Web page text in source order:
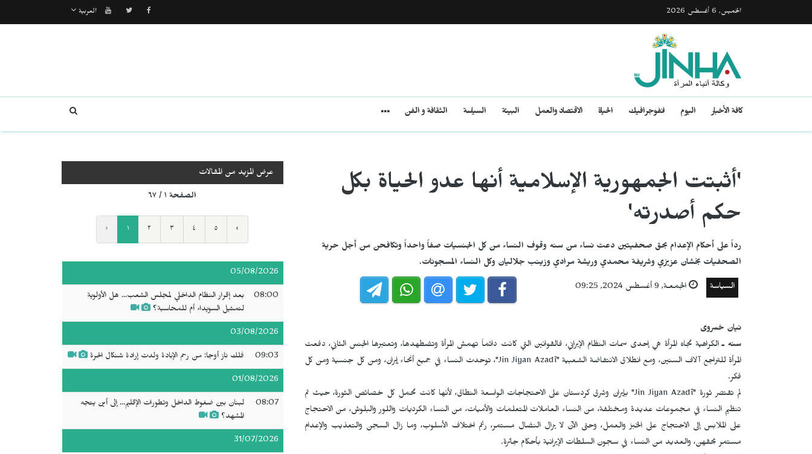
الخميس, 6 أغسطس 2026 العربية
كافة الأخبار اليوم انفوجرافيك الحياة الاقتصاد والعمل البيئة السياسة الثقافة و الفن
'أثبتت الجمهورية الإسلامية أنها عدو الحياة بكل
حكم أصدرته'
رداً على أحكام الإعدام بحق صحفيتين دعت نساء من سنه وقوف النساء من كل الجنسيات صفاً واحداً وتكافحن من أجل حرية
الصحفيات بخشان عزيزي وشريفة محمدي وريشة مرادي وزينب جلاليان وكل النساء المسجونات.
السياسة الجمعـة, 9 أغسطس 2024, 09:25
نیان خسروی
سنه ـالكراهية تجاه المرأة هي إحدى سمات النظام الإيراني، فالقوانين التي كانت دائماً تهمش المرأة وتضطهدها، وتعتبرها الجنس الثاني، دفعت
المرأة للتراجع آلاف السنين، ومع انطلاق الانتفاضة الشعبيةJin Jiyan Azadî""، توحدت النساء في جميع أنحاء إيران، ومن كل جنسية ومن كل
فكر.
لم تقتصر ثورة Jin Jiyan Azadî"" بإيران وشرق كردستان على الاحتجاجات الواسعة النطاق، لأنها كانت تحمل كل خصائص الثورة، حيث تم
تنظيم النساء في مجموعات عديدة ومختلفة، من النساء العاملات المتعلمات والأميات، من النساء الكرديات واللور والبلوش، من الاحتجاج
على الملابس إلى الاحتجاج على الخبز والعمل، وحتى الآن لا يزال النضال مستمر، رغم اختلاف الأسلوب، وما زال السجن والتعذيب والإعدام
مستمر بحقهن، والعديد من النساء في سجون السلطات الإيرانية بأحكام جائرة.
عرض المزيد من المقالات
الصفحة ١ / ٦٧
‹ ١ ٢ ٣ ٤ ٥ ›
05/08/2026
08:00
بعد إقرار النظام الداخلي لمجلس الشعب... هل الأولوية
لتمثيل السويداء أم للمحاسبة؟
03/08/2026
09:03 فلك ناز أوجا: من رحم الإبادة ولدت إرادة شنكال الحرة
01/08/2026
08:07
لبنان بين ضغوط الداخل وتطورات الإقليم... إلى أين يتجه
المشهد؟
31/07/2026